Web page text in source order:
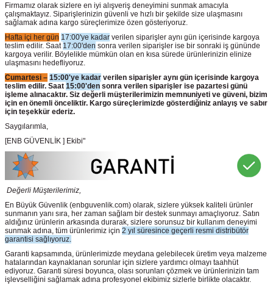
Firmamız olarak sizlere en iyi alışveriş deneyimini sunmak amacıyla
çalışmaktayız. Siparişlerinizin güvenli ve hızlı bir şekilde size ulaşmasını
sağlamak adına kargo süreçlerimize özen gösteriyoruz.
Hafta içi her gün 17:00'ye kadar verilen siparişler aynı gün içerisinde kargoya
teslim edilir. Saat 17:00'den sonra verilen siparişler ise bir sonraki iş gününde
kargoya verilir. Böylelikle mümkün olan en kısa sürede ürünlerinizin elinize
ulaşmasını hedefliyoruz.
Cumartesi – 15:00'ye kadar verilen siparişler aynı gün içerisinde kargoya
teslim edilir. Saat 15:00'den sonra verilen siparişler ise pazartesi günü
işleme alınacaktır. Siz değerli müşterilerimizin memnuniyeti ve güveni, bizim
için en önemli önceliktir. Kargo süreçlerimizde gösterdiğiniz anlayış ve sabır
için teşekkür ederiz.
Saygılarımla,
[ENB GÜVENLİK ] Ekibi"
Değerli Müşterilerimiz,
En Büyük Güvenlik (enbguvenlik.com) olarak, sizlere yüksek kaliteli ürünler
sunmanın yanı sıra, her zaman sağlam bir destek sunmayı amaçlıyoruz. Satın
aldığınız ürünlerin arkasında durarak, sizlere sorunsuz bir kullanım deneyimi
sunmak adına, tüm ürünlerimiz için 2 yıl süresince geçerli resmi distribütör
garantisi sağlıyoruz.
Garanti kapsamında, ürünlerimizde meydana gelebilecek üretim veya malzeme
hatalarından kaynaklanan sorunlar için sizlere yardımcı olmayı taahhüt
ediyoruz. Garanti süresi boyunca, olası sorunları çözmek ve ürünlerinizin tam
işlevselliğini sağlamak adına profesyonel ekibimiz sizlerle birlikte olacaktır.